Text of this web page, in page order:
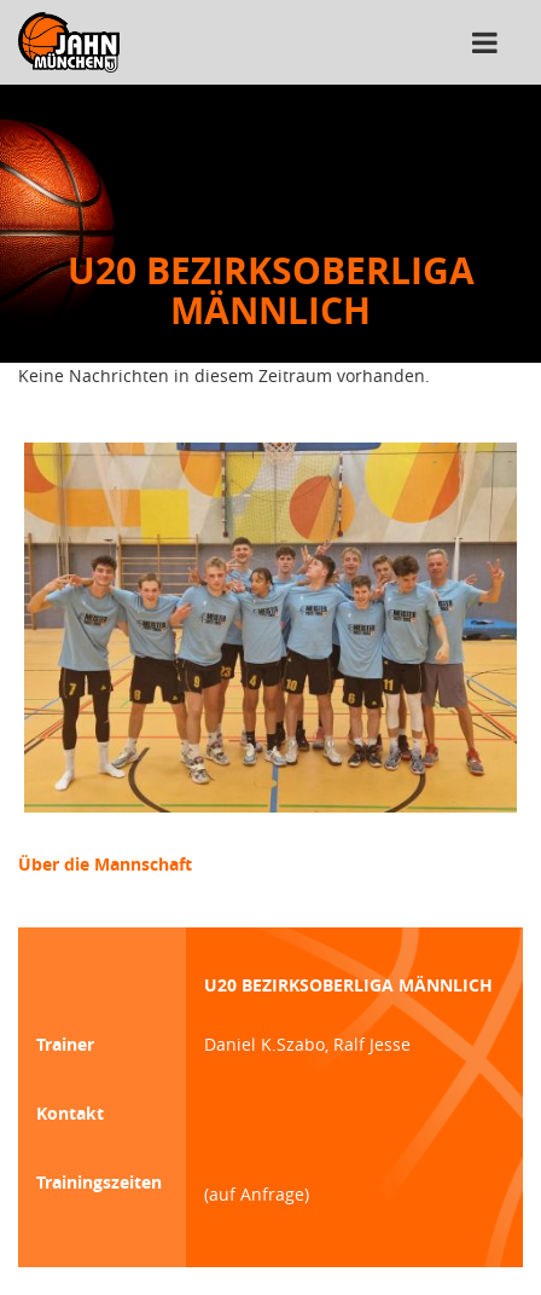
U20 BEZIRKSOBERLIGA
MÄNNLICH
Keine Nachrichten in diesem Zeitraum vorhanden.
Über die Mannschaft
U20 BEZIRKSOBERLIGA MÄNNLICH
Trainer Daniel K.Szabo, Ralf Jesse
Kontakt
Trainingszeiten
(auf Anfrage)